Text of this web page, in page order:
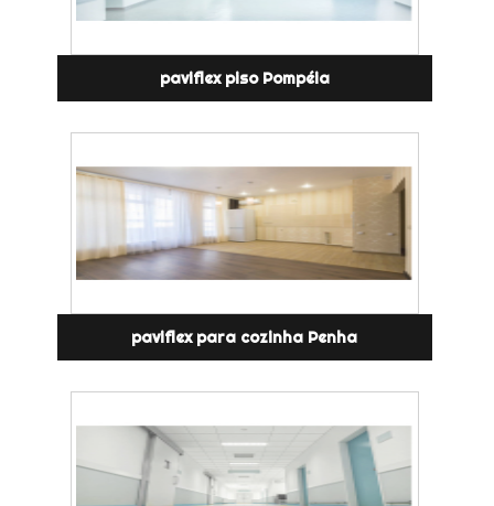
paviflex piso Pompéia
paviflex para cozinha Penha